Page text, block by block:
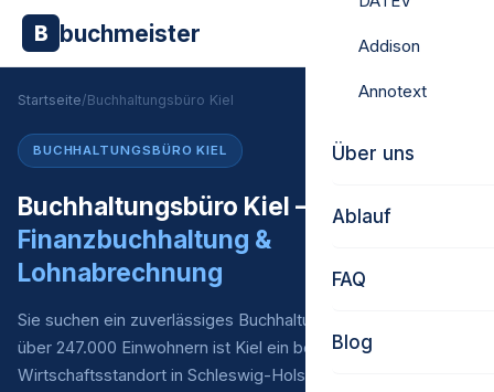
B buchmeister Addison
Annotext
Über uns
Ablauf
FAQ
Blog
Startseite/Buchhaltungsbüro Kiel
BUCHHALTUNGSBÜRO KIEL
Buchhaltungsbüro Kiel –
Finanzbuchhaltung &
Lohnabrechnung
Sie suchen ein zuverlässiges Buchhaltungsbüro in Kiel? Mit
über 247.000 Einwohnern ist Kiel ein bedeutender
Wirtschaftsstandort in Schleswig-Holstein. Buchmeister